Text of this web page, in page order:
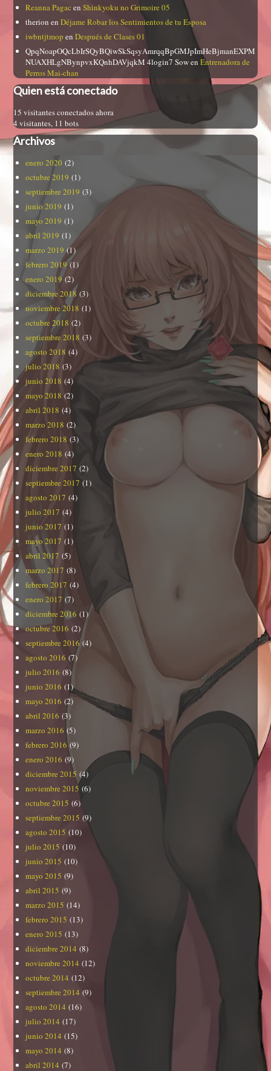
Reanna Pagac enShinkyoku no Grimoire 05
therion enDéjame Robar los Sentimientos de tu Esposa
iwbntjtmop enDespués de Clases 01
QpqNoapOQcLbIrSQyBQiwSkSqsyAmrqqBpGMJpImHeBjmanEXPM
NUAXHLgNBynpvxKQnhDAVjqkM 4login7 SowenEntrenadora de
Perros Mai-chan
Quien está conectado
15 visitantes conectados ahora
4 visitantes, 11 bots
Archivos
enero 2020 (2)
octubre 2019 (1)
septiembre 2019 (3)
junio 2019 (1)
mayo 2019 (1)
abril 2019 (1)
marzo 2019 (1)
febrero 2019(1)
enero 2019(2)
diciembre 2018 (3)
noviembre 2018 (1)
octubre 2018 (2)
septiembre 2018 (3)
agosto 2018 (4)
julio 2018 (3)
junio 2018 (4)
mayo 2018 (2)
abril 2018 (4)
marzo 2018 (2)
febrero 2018 (3)
enero 2018 (4)
diciembre 2017 (2)
septiembre 2017 (1)
agosto 2017 (4)
julio 2017 (4)
junio 2017 (1)
mayo 2017 (1)
abril 2017 (5)
marzo 2017 (8)
febrero 2017 (4)
enero 2017 (7)
diciembre 2016 (1)
octubre 2016 (2)
septiembre 2016(4)
agosto 2016 (7)
julio 2016 (8)
junio 2016 (1)
mayo 2016 (2)
abril 2016 (3)
marzo 2016 (5)
febrero 2016(9)
enero 2016 (9)
diciembre 2015 (4)
noviembre 2015 (6)
octubre 2015 (6)
septiembre 2015 (9)
agosto 2015 (10)
julio 2015 (10)
junio 2015 (10)
mayo 2015 (9)
abril 2015 (9)
marzo 2015 (14)
febrero 2015 (13)
enero 2015 (13)
diciembre 2014 (8)
noviembre 2014 (12)
octubre 2014 (12)
septiembre 2014 (9)
agosto 2014 (16)
julio 2014 (17)
junio 2014 (15)
mayo 2014 (8)
abril 2014 (7)